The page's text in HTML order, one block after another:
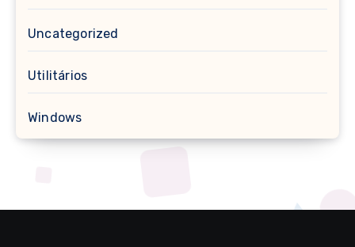
Uncategorized
Utilitários
Windows